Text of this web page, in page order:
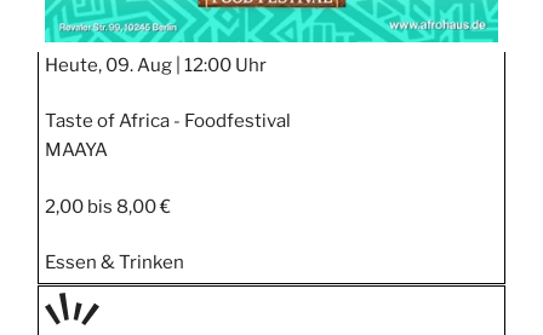
Heute, 09. Aug | 12:00 Uhr
Taste of Africa - Foodfestival
MAAYA
2,00 bis 8,00 €
Essen & Trinken